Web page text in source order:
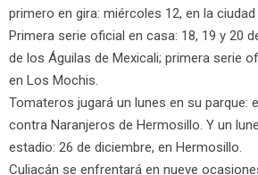
primero en gira: miércoles 12, en la ciudad
Primera serie oficial en casa: 18, 19 y 20
de los Águilas de Mexicali; primera serie
en Los Mochis.
Tomateros jugará un lunes en su parque:
contra Naranjeros de Hermosillo. Y un
estadio: 26 de diciembre, en Hermosillo.
Culiacán se enfrentará en nueve